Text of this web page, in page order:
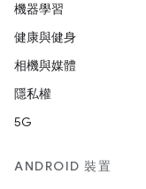
機器學習
健康與健身
相機與媒體
隱私權
5G
ANDROID 裝置